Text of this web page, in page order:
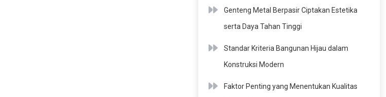
Genteng Metal Berpasir Ciptakan Estetika
serta Daya Tahan Tinggi
Standar Kriteria Bangunan Hijau dalam
Konstruksi Modern
Faktor Penting yang Menentukan Kualitas